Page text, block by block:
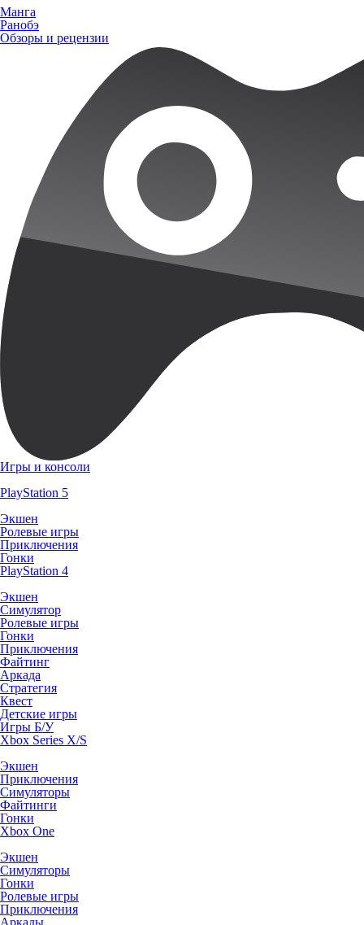
Манга
Ранобэ
Обзоры и рецензии
Игры и консоли
PlayStation 5
Экшен
Ролевые игры
Приключения
Гонки
PlayStation 4
Экшен
Симулятор
Ролевые игры
Гонки
Приключения
Файтинг
Аркада
Стратегия
Квест
Детские игры
Игры Б/У
Xbox Series X/S
Экшен
Приключения
Симуляторы
Файтинги
Гонки
Xbox One
Экшен
Симуляторы
Гонки
Ролевые игры
Приключения
Аркады